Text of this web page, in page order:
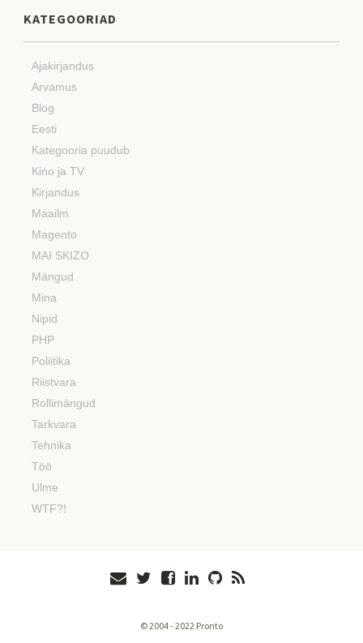
KATEGOORIAD
Ajakirjandus
Arvamus
Blog
Eesti
Kategooria puudub
Kino ja TV
Kirjandus
Maailm
Magento
MAI SKIZO
Mängud
Mina
Nipid
PHP
Poliitika
Riistvara
Rollimängud
Tarkvara
Tehnika
Töö
Ulme
WTF?!
© 2004 - 2022 Pronto